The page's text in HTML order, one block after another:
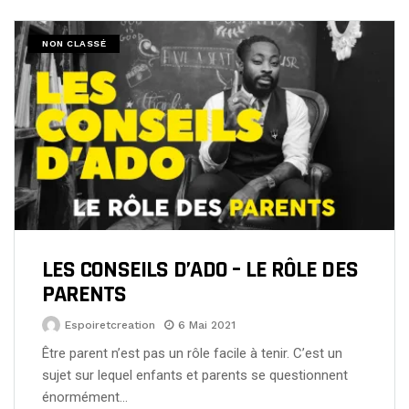
NON CLASSÉ
LES CONSEILS D’ADO – LE RÔLE DES
PARENTS
Espoiretcreation 6 Mai 2021
Être parent n’est pas un rôle facile à tenir. C’est un
sujet sur lequel enfants et parents se questionnent
énormément…